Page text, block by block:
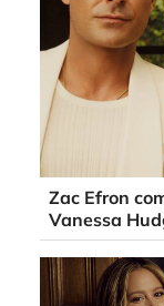
Zac Efron
Vanessa